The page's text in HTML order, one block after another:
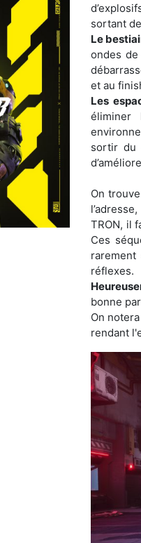
sortant
Le
ondes
et au
Les
éliminer
sortir du
On
TRON, il
Ces
réflexes.
bonne
On
rendant